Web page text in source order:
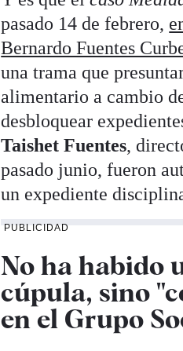
pasado 14 de febrero,
Bernardo Fuentes
una trama que
alimentario a cambio
desbloquear
Taishet Fuentes,
pasado junio, fueron
un expediente
PUBLICIDAD
No ha habido
cúpula, sino
en el Grupo